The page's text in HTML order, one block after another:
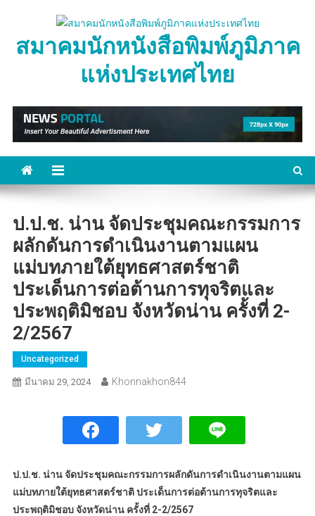
contentสมาคมนักหนังสือพิมพ์ภูมิภาค
แห่งประเทศไทย
ป.ป.ช. น่าน จัดประชุมคณะกรรมการ
ผลักดันการดำเนินงานตามแผน
แม่บทภายใต้ยุทธศาสตร์ชาติ
ประเด็นการต่อต้านการทุจริตและ
ประพฤติมิชอบ จังหวัดน่าน ครั้งที่ 2-
2/2567
Uncategorized
มีนาคม 29, 2024 Khonnakhon844
ป.ป.ช. น่าน จัดประชุมคณะกรรมการผลักดันการดำเนินงานตามแผน
แม่บทภายใต้ยุทธศาสตร์ชาติ ประเด็นการต่อต้านการทุจริตและ
ประพฤติมิชอบ จังหวัดน่าน ครั้งที่ 2-2/2567